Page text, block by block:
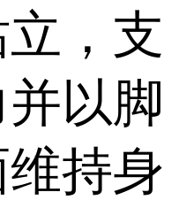
，支
以脚
持身